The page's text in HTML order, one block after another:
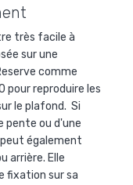
très facile à
sur une
comme
pour reproduire les
le plafond. Si
pente ou d'une
également
arrière. Elle
fixation sur sa